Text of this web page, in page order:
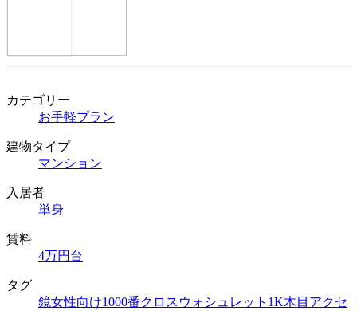
カテゴリー
お手軽プラン
建物タイプ
マンション
入居者
単身
賃料
4万円台
タグ
鏡女性向け1000番クロス ウォシュレット 1K木目 アクセ